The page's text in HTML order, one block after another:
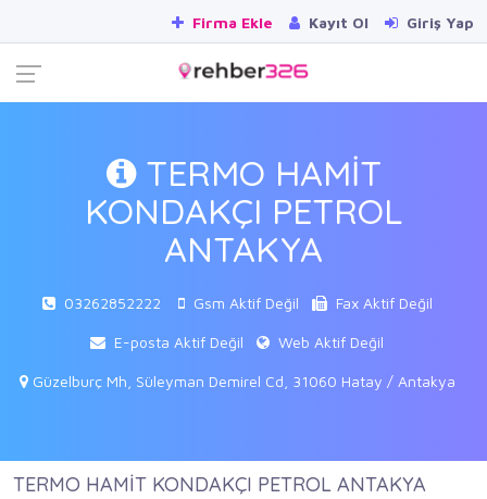
Firma Ekle Kayıt Ol Giriş Yap
TERMO HAMİT
KONDAKÇI PETROL
ANTAKYA
03262852222 Gsm Aktif Değil Fax Aktif Değil
E-posta Aktif Değil Web Aktif Değil
Güzelburç Mh, Süleyman Demirel Cd, 31060 Hatay / Antakya
TERMO HAMİT KONDAKÇI PETROL ANTAKYA